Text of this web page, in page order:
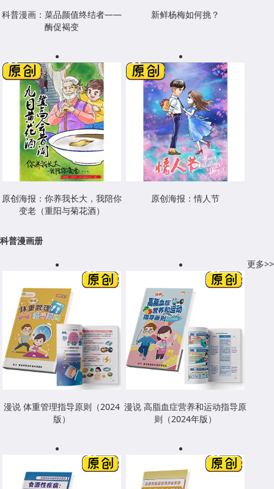
科普漫画：菜品颜值终结者——
酶促褐变
新鲜杨梅如何挑？
原创海报：你养我长大，我陪你
变老（重阳与菊花酒）
原创海报：情人节
科普漫画册
更多>>
漫说 体重管理指导原则（2024
版）
漫说 高脂血症营养和运动指导原
则（2024年版）